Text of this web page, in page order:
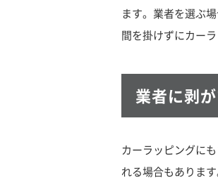
ます。業者を選ぶ
間を掛けずにカー
業者に剥
カーラッピングに
れる場合もありま